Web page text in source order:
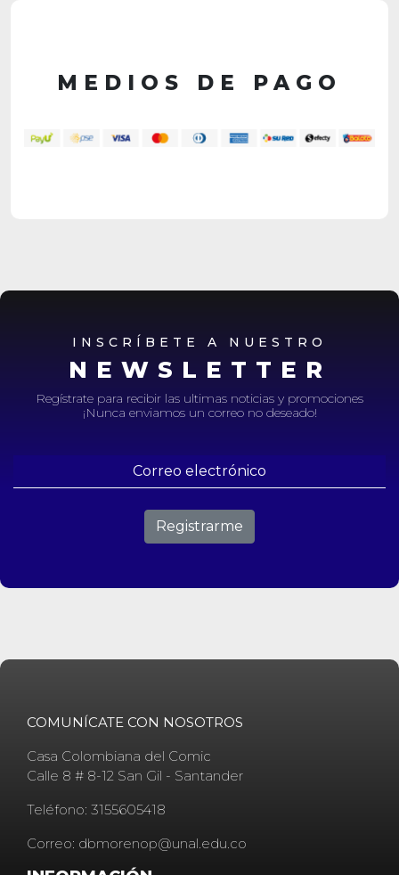
MEDIOS DE PAGO
INSCRÍBETE A NUESTRO
NEWSLETTER
Regístrate para recibir las ultimas noticias y promociones
¡Nunca enviamos un correo no deseado!
Registrarme
COMUNÍCATE CON NOSOTROS
Casa Colombiana del Comic
Calle 8 # 8-12 San Gil - Santander
Teléfono: 3155605418
Correo: dbmorenop@unal.edu.co